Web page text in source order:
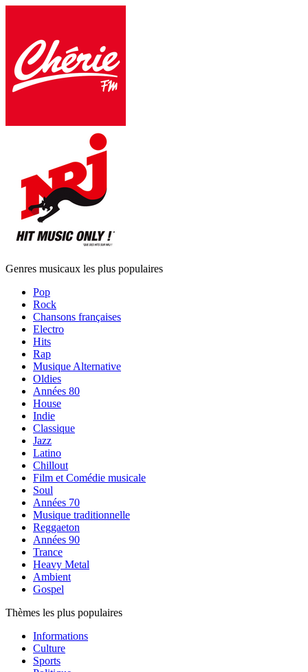
Genres musicaux les plus populaires
Pop
Rock
Chansons françaises
Electro
Hits
Rap
Musique Alternative
Oldies
Années 80
House
Indie
Classique
Jazz
Latino
Chillout
Film et Comédie musicale
Soul
Années 70
Musique traditionnelle
Reggaeton
Années 90
Trance
Heavy Metal
Ambient
Gospel
Thèmes les plus populaires
Informations
Culture
Sports